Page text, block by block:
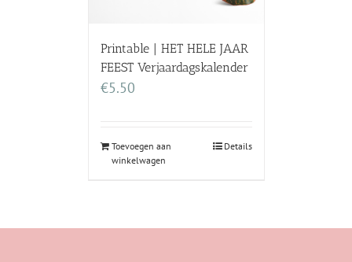
Printable | HET HELE JAAR
FEEST Verjaardagskalender
€5.50
Toevoegen aan
winkelwagen
Details